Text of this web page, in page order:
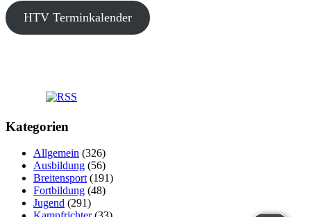
HTV Terminkalender
Kategorien
Allgemein (326)
Ausbildung (56)
Breitensport (191)
Fortbildung (48)
Jugend (291)